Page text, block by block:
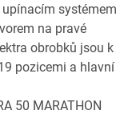
systémem
na pravé
obrobků jsou k
pozicemi a hlavní